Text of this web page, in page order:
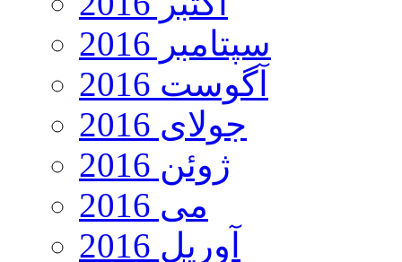
سپتامبر 2016
آگوست 2016
جولای 2016
ژوئن 2016
می 2016
آوریل 2016